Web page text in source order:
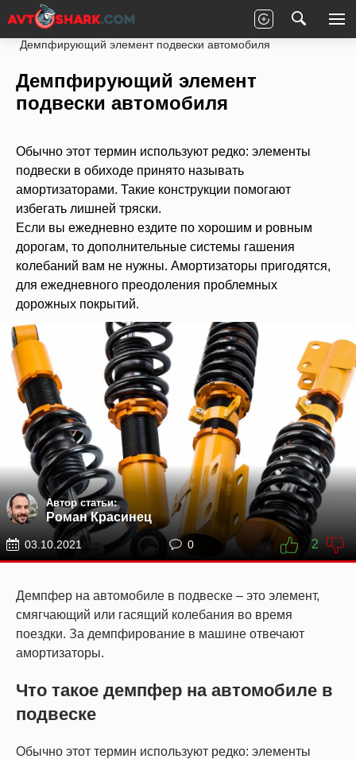
Главная Статьи
Ходовая часть
Демпфирующий элемент подвески автомобиля
Демпфирующий элемент
подвески автомобиля
Обычно этот термин используют редко: элементы
подвески в обиходе принято называть
амортизаторами. Такие конструкции помогают
избегать лишней тряски.
Если вы ежедневно ездите по хорошим и ровным
дорогам, то дополнительные системы гашения
колебаний вам не нужны. Амортизаторы пригодятся,
для ежедневного преодоления проблемных
дорожных покрытий.
Автор статьи:
Роман Красинец
03.10.2021 0 2
Демпфер на автомобиле в подвеске – это элемент,
смягчающий или гасящий колебания во время
поездки. За демпфирование в машине отвечают
амортизаторы.
Что такое демпфер на автомобиле в
подвеске
Обычно этот термин используют редко: элементы